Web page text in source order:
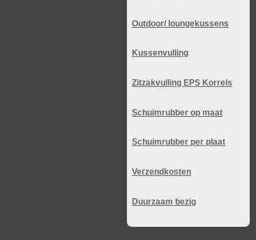
Outdoor/ loungekussens
Kussenvulling
Zitzakvulling EPS Korrels
Schuimrubber op maat
Schuimrubber per plaat
Verzendkosten
Duurzaam bezig